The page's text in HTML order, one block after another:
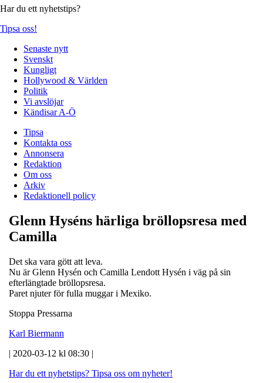
Har du ett nyhetstips?
Tipsa oss!
Senaste nytt
Svenskt
Kungligt
Hollywood & Världen
Politik
Vi avslöjar
Kändisar A-Ö
Tipsa
Kontakta oss
Annonsera
Redaktion
Om oss
Arkiv
Redaktionell policy
Glenn Hyséns härliga bröllopsresa med
Camilla
Det ska vara gött att leva.
Nu är Glenn Hysén och Camilla Lendott Hysén i väg på sin
efterlängtade bröllopsresa.
Paret njuter för fulla muggar i Mexiko.
Stoppa Pressarna
Karl Biermann
| 2020-03-12 kl 08:30 |
Har du ett nyhetstips? Tipsa oss om nyheter!